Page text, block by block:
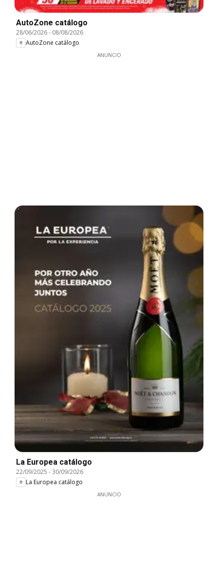
AutoZone catálogo
28/06/2026- 08/08/2026
AutoZone catálogo
ANUNCIO
La Europea catálogo
22/09/2025 -30/09/2026
La Europea catálogo
ANUNCIO